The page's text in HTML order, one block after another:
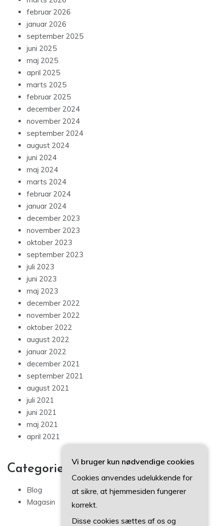
februar 2026
januar 2026
september 2025
juni 2025
maj 2025
april 2025
marts 2025
februar 2025
december 2024
november 2024
september 2024
august 2024
juni 2024
maj 2024
marts 2024
februar 2024
januar 2024
december 2023
november 2023
oktober 2023
september 2023
juli 2023
juni 2023
maj 2023
december 2022
november 2022
oktober 2022
august 2022
januar 2022
december 2021
september 2021
august 2021
juli 2021
juni 2021
maj 2021
april 2021
Categories
Blog
Magasin
Vi bruger kun nødvendige cookies
Cookies anvendes udelukkende for
at sikre, at hjemmesiden fungerer
korrekt.
Disse cookies sættes af os og